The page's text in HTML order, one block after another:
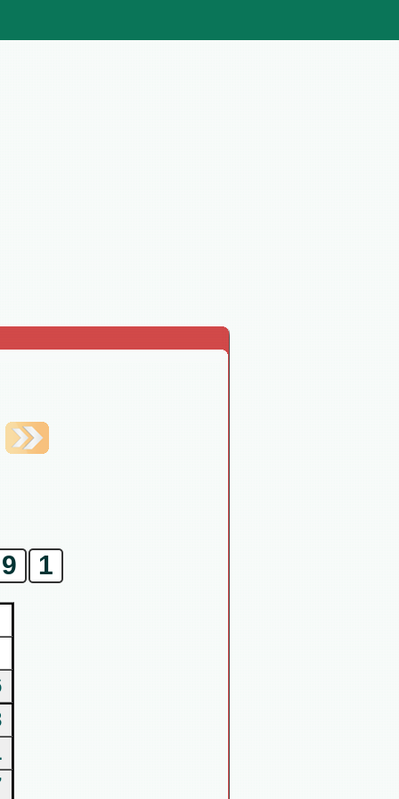
9 1